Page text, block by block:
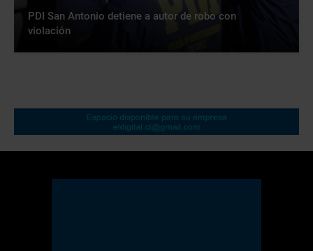
PDI San Antonio detiene a autor de robo con
violación